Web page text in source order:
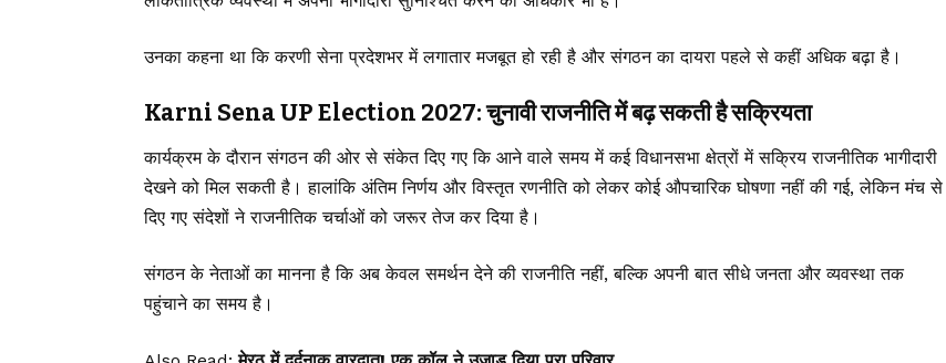
उनका कहना था कि करणी सेना प्रदेशभर में लगातार मजबूत हो रही है और संगठन का दायरा पहले से कहीं अधिक बढ़ा है।
Karni Sena UP Election 2027: चुनावी राजनीति में बढ़ सकती है सक्रियता
कार्यक्रम के दौरान संगठन की ओर से संकेत दिए गए कि आने वाले समय में कई विधानसभा क्षेत्रों में सक्रिय राजनीतिक भागीदारी
देखने को मिल सकती है। हालांकि अंतिम निर्णय और विस्तृत रणनीति को लेकर कोई औपचारिक घोषणा नहीं की गई, लेकिन मंच से
दिए गए संदेशों ने राजनीतिक चर्चाओं को जरूर तेज कर दिया है।
संगठन के नेताओं का मानना है कि अब केवल समर्थन देने की राजनीति नहीं, बल्कि अपनी बात सीधे जनता और व्यवस्था तक
पहुंचाने का समय है।